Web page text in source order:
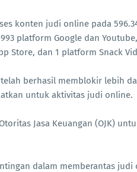
konten judi online pada
platform Google dan
Store, dan 1 platform Snack
berhasil memblokir lebih
untuk aktivitas judi online.
Jasa Keuangan (OJK)
dalam memberantas judi